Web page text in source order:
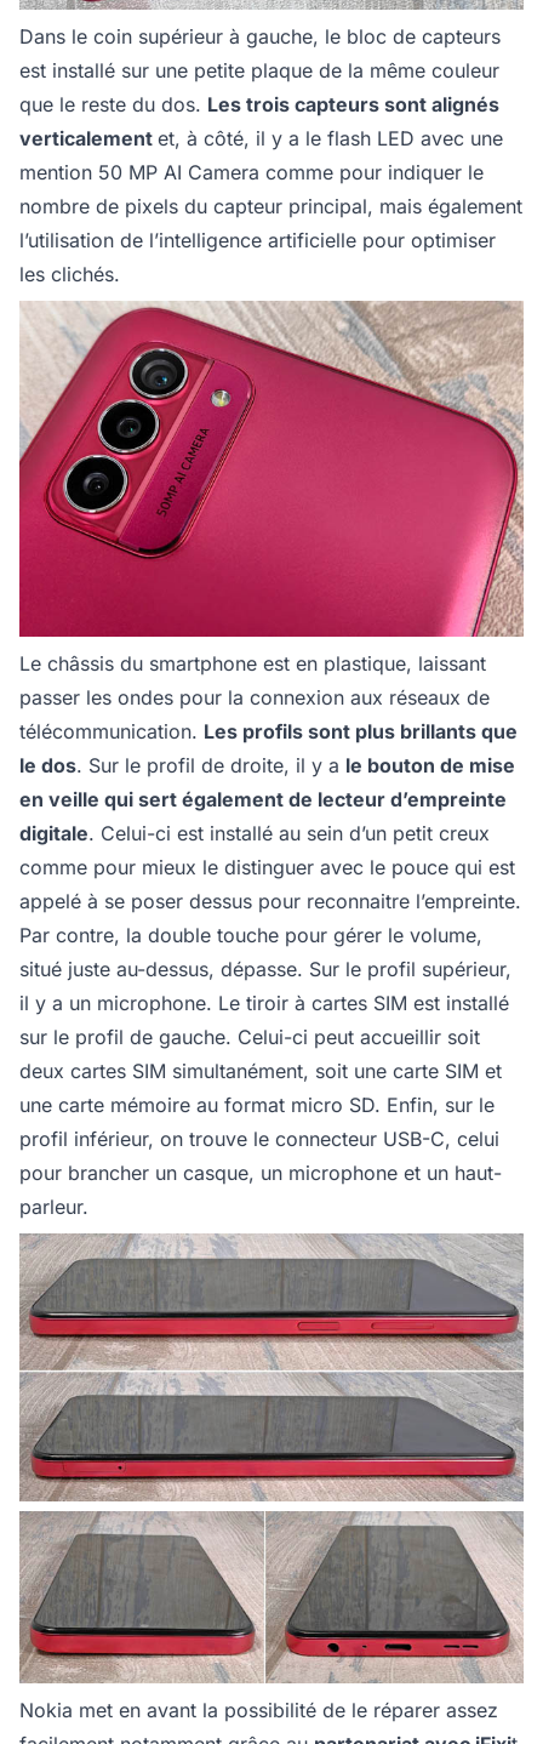
Dans le coin supérieur à gauche, le bloc de capteurs
est installé sur une petite plaque de la même couleur
que le reste du dos. Les trois capteurs sont alignés
verticalement et, à côté, il y a le flash LED avec une
mention 50 MP AI Camera comme pour indiquer le
nombre de pixels du capteur principal, mais également
l’utilisation de l’intelligence artificielle pour optimiser
les clichés.
Le châssis du smartphone est en plastique, laissant
passer les ondes pour la connexion aux réseaux de
télécommunication. Les profils sont plus brillants que
le dos. Sur le profil de droite, il y a le bouton de mise
en veille qui sert également de lecteur d’empreinte
digitale. Celui-ci est installé au sein d’un petit creux
comme pour mieux le distinguer avec le pouce qui est
appelé à se poser dessus pour reconnaitre l’empreinte.
Par contre, la double touche pour gérer le volume,
situé juste au-dessus, dépasse. Sur le profil supérieur,
il y a un microphone. Le tiroir à cartes SIM est installé
sur le profil de gauche. Celui-ci peut accueillir soit
deux cartes SIM simultanément, soit une carte SIM et
une carte mémoire au format micro SD. Enfin, sur le
profil inférieur, on trouve le connecteur USB-C, celui
pour brancher un casque, un microphone et un haut-
parleur.
Nokia met en avant la possibilité de le réparer assez